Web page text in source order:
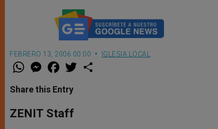
FEBRERO 13, 2006 00:00 IGLESIA LOCAL
W
t
s
p
p
M
e
s
e
g
e
F
a
e
b
o
k
w
Share this Entry
ZENIT Staff